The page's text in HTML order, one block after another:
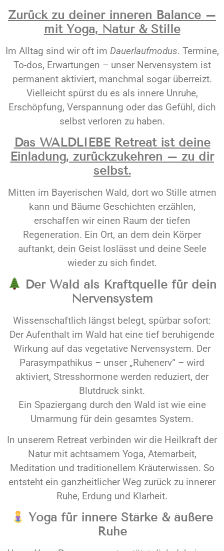
Zurück zu deiner inneren Balance –
mit Yoga, Natur & Stille
Im Alltag sind wir oft im Dauerlaufmodus. Termine,
To-dos, Erwartungen – unser Nervensystem ist
permanent aktiviert, manchmal sogar überreizt.
Vielleicht spürst du es als innere Unruhe,
Erschöpfung, Verspannung oder das Gefühl, dich
selbst verloren zu haben.
Das WALDLIEBE Retreat ist deine
Einladung, zurückzukehren – zu dir
selbst.
Mitten im Bayerischen Wald, dort wo Stille atmen
kann und Bäume Geschichten erzählen,
erschaffen wir einen Raum der tiefen
Regeneration. Ein Ort, an dem dein Körper
auftankt, dein Geist loslässt und deine Seele
wieder zu sich findet.
Der Wald als Kraftquelle für dein
Nervensystem
Wissenschaftlich längst belegt, spürbar sofort:
Der Aufenthalt im Wald hat eine tief beruhigende
Wirkung auf das vegetative Nervensystem. Der
Parasympathikus – unser „Ruhenerv“ – wird
aktiviert, Stresshormone werden reduziert, der
Blutdruck sinkt.
Ein Spaziergang durch den Wald ist wie eine
Umarmung für dein gesamtes System.
In unserem Retreat verbinden wir die Heilkraft der
Natur mit achtsamem Yoga, Atemarbeit,
Meditation und traditionellem Kräuterwissen. So
entsteht ein ganzheitlicher Weg zurück zu innerer
Ruhe, Erdung und Klarheit.
Yoga für innere Stärke & äußere
Ruhe